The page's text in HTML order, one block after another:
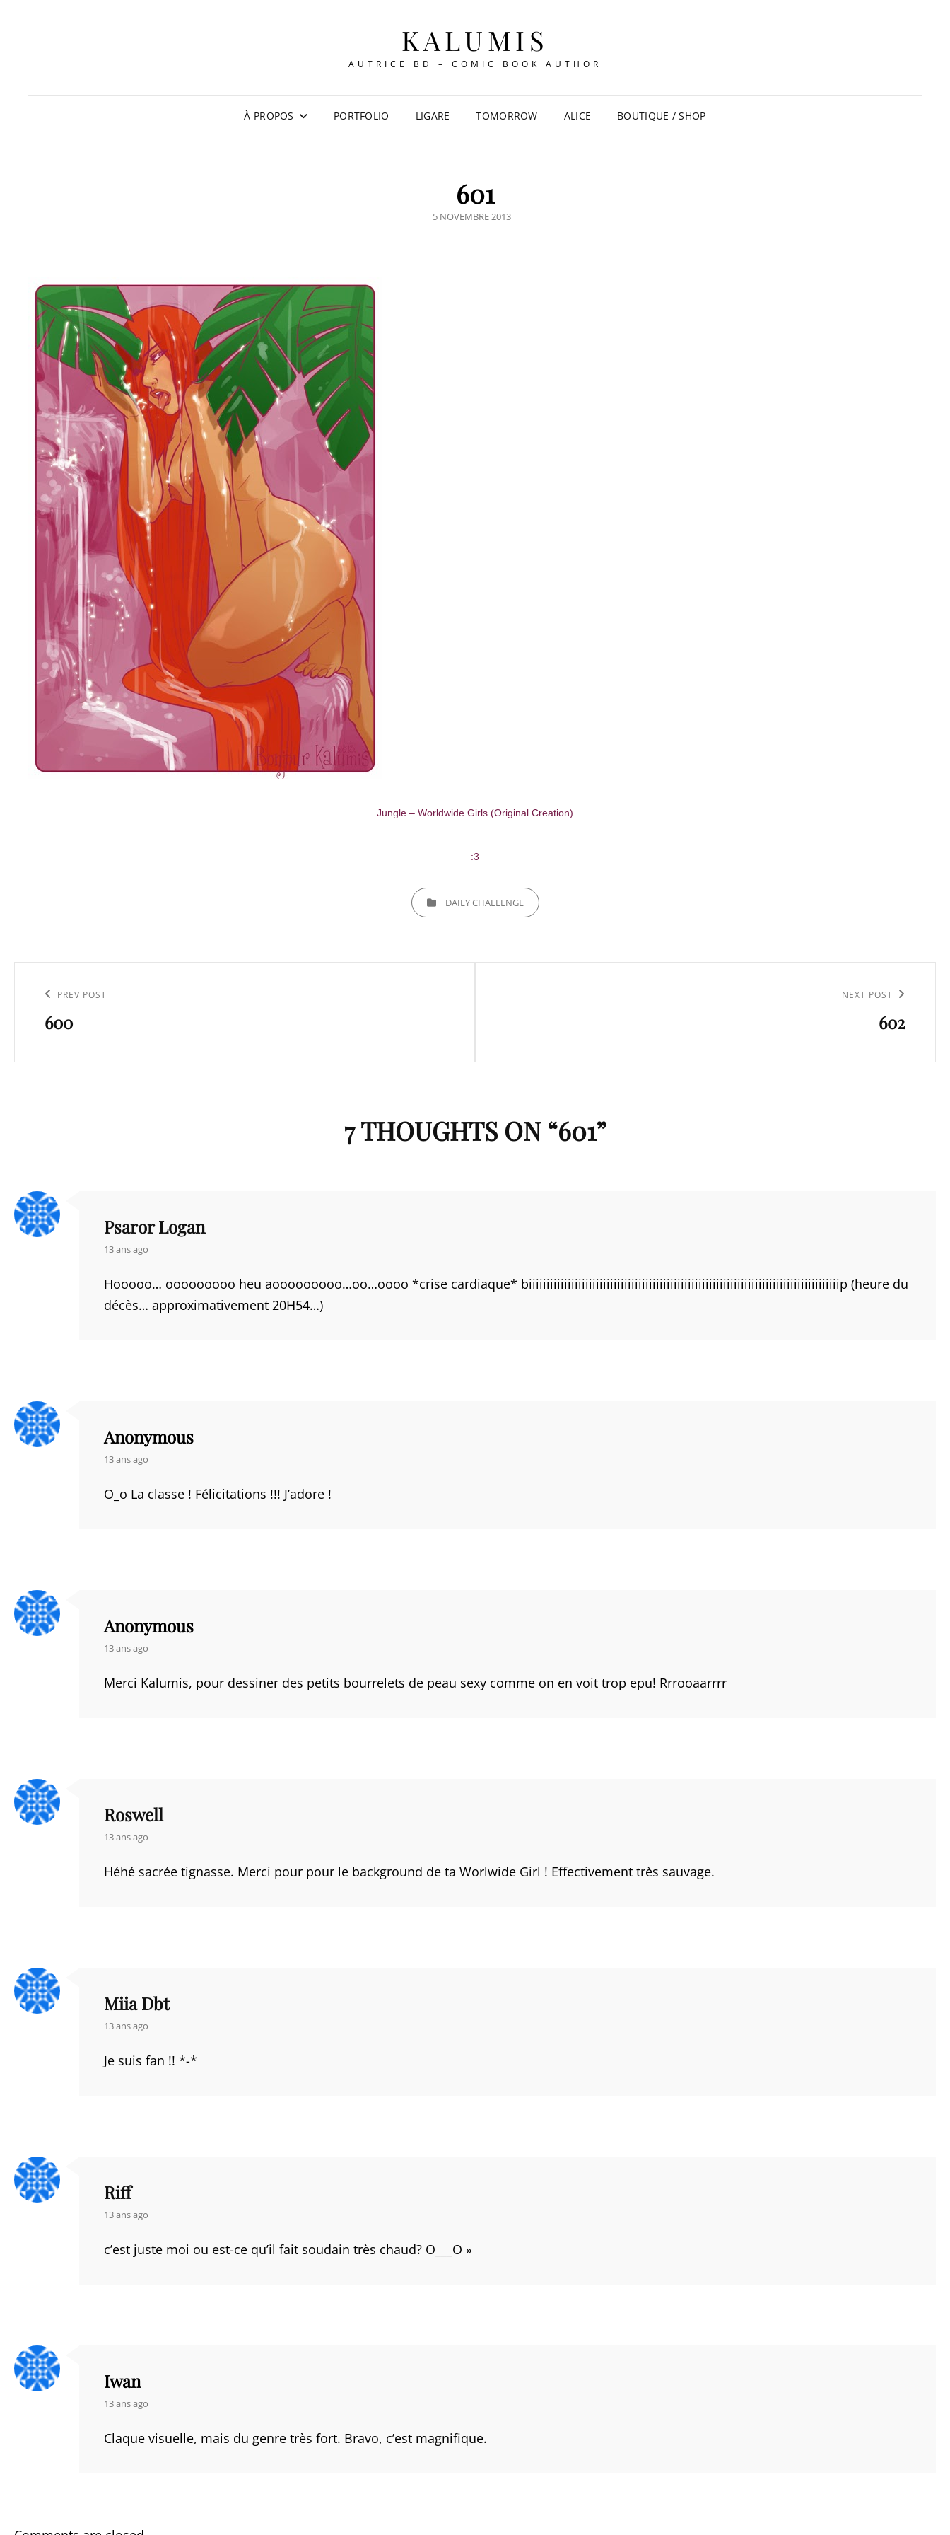
KALUMIS
AUTRICE BD – COMIC BOOK AUTHOR
À PROPOS PORTFOLIO LIGARE TOMORROW ALICE BOUTIQUE / SHOP
601
POSTED
5 NOVEMBRE 2013
Jungle – Worldwide Girls (Original Creation)
:3
CATEGORIESDAILY CHALLENGE
l’article
Previous
Post
PREV POST
600
NEXT POST
602
7 THOUGHTS ON “601”
Psaror Logan
says:
13 ans ago
Hooooo… ooooooooo heu aooooooooo…oo…oooo *crise cardiaque* biiiiiiiiiiiiiiiiiiiiiiiiiiiiiiiiiiiiiiiiiiiiiiiiiiiiiiiiiiiiiiiiiiiiiiiiiiiiiiiiiiiiiiiip (heure du
décès… approximativement 20H54…)
Anonymous
says:
13 ans ago
O_o La classe ! Félicitations !!! J’adore !
Anonymous
says:
13 ans ago
Merci Kalumis, pour dessiner des petits bourrelets de peau sexy comme on en voit trop epu! Rrrooaarrrr
Roswell
says:
13 ans ago
Héhé sacrée tignasse. Merci pour pour le background de ta Worlwide Girl ! Effectivement très sauvage.
Miia Dbt
says:
13 ans ago
Je suis fan !! *-*
Riff
says:
13 ans ago
c’est juste moi ou est-ce qu’il fait soudain très chaud? O___O »
Iwan
says:
13 ans ago
Claque visuelle, mais du genre très fort. Bravo, c’est magnifique.